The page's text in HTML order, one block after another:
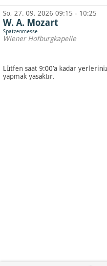
So, 27. 09. 2026 09:15 - 10:25
W. A. Mozart
Spatzenmesse
Wiener Hofburgkapelle
Lütfen saat 9:00’a kadar
yapmak yasaktır.